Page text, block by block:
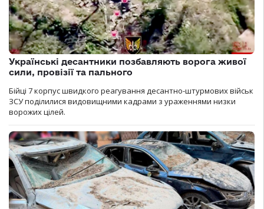
Українські десантники позбавляють ворога живої
сили, провізії та пального
Бійці 7 корпус швидкого реагування десантно-штурмових військ
ЗСУ поділилися видовищними кадрами з ураженнями низки
ворожих цілей.